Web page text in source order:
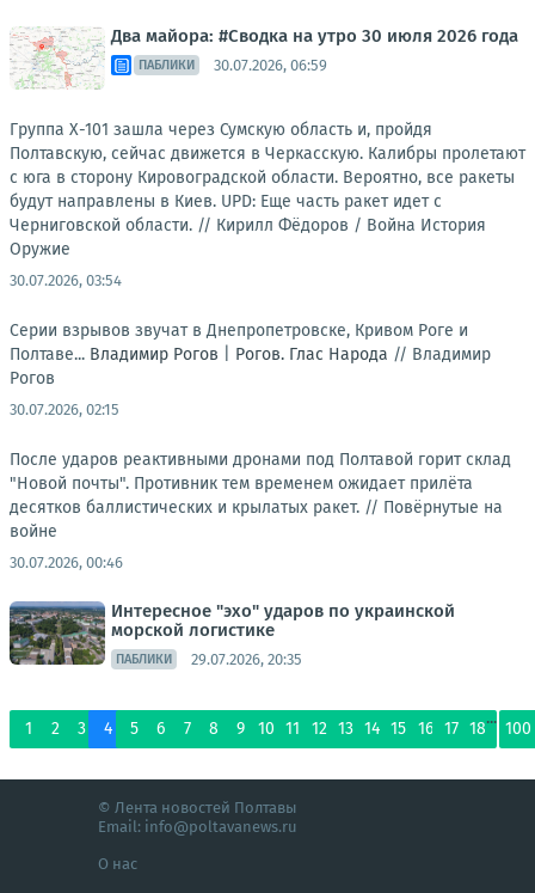
Два майора: #Сводка на утро 30 июля 2026 года
ПАБЛИКИ 30.07.2026, 06:59
Группа Х-101 зашла через Сумскую область и, пройдя
Полтавскую, сейчас движется в Черкасскую. Калибры пролетают
с юга в сторону Кировоградской области. Вероятно, все ракеты
будут направлены в Киев. UPD: Еще часть ракет идет с
Черниговской области. // Кирилл Фёдоров / Война История
Оружие
30.07.2026, 03:54
Серии взрывов звучат в Днепропетровске, Кривом Роге и
Полтаве... Владимир Рогов Рогов. Глас Народа // Владимир
Рогов
30.07.2026, 02:15
После ударов реактивными дронами под Полтавой горит склад
"Новой почты". Противник тем временем ожидает прилёта
десятков баллистических и крылатых ракет. // Повёрнутые на
войне
30.07.2026, 00:46
Интересное "эхо" ударов по украинской
морской логистике
ПАБЛИКИ 29.07.2026, 20:35
1 2 3 4 5 6 7 8 9 10 11 12 13 14 15 16 17 18
...
100
© Лента новостей Полтавы
Email: info@poltavanews.ru
О нас